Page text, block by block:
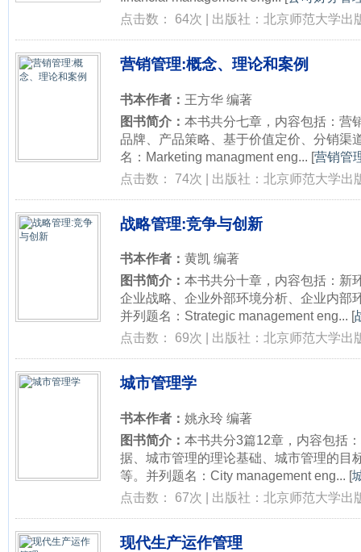
点击数： 64次 | 出版社：北京师范大学出
营销管理:概念、理论和案例
书本作者： 王方华 编著
图书简介： 本书共分七章，内容包括：营
品牌、产品策略、基于价值定价、分销渠
名：Marketing managment eng...
[营销管
点击数： 74次 | 出版社：北京师范大学出
战略管理:竞争与创新
书本作者： 黄凯 编著
图书简介： 本书共分十章，内容包括：新
企业战略、企业外部环境分析、企业内部
并列题名：Strategic management eng... [
点击数： 69次 | 出版社：北京师范大学出
城市管理学
书本作者： 姚永玲 编著
图书简介： 本书共分3篇12章，内容包括
据、城市管理的理论基础、城市管理的目
等。并列题名：City management eng... [
点击数： 67次 | 出版社：北京师范大学出
现代生产运作管理